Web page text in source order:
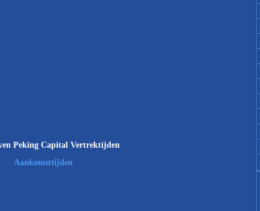
Peking Capital Vertrektijden
Aankomsttijden